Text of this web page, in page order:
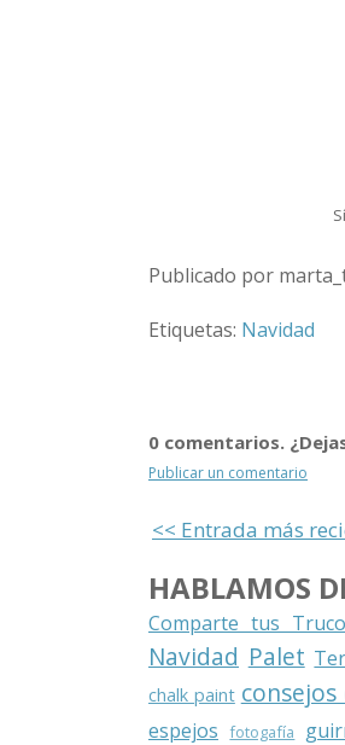
Publicado por
Etiquetas: Navidad
0 comentarios.
Publicar un comentario
<< Entrada más
HABLAMOS
Comparte tus
Navidad Palet
chalk paint
espejos fotogafía